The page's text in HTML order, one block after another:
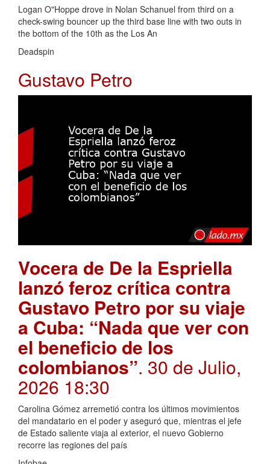
Logan O"Hoppe drove in Nolan Schanuel from third on a
check-swing bouncer up the third base line with two outs in
the bottom of the 10th as the Los An
Deadspin
Gustavo Petro
Vocera de De la Espriella
lanzó feroz crítica contra
Gustavo Petro por su viaje
a Cuba: “Nada que ver con
el beneficio de los
colombianos”. 30 de Julio,
2026 18:30
Carolina Gómez arremetió contra los últimos movimientos
del mandatario en el poder y aseguró que, mientras el jefe
de Estado saliente viaja al exterior, el nuevo Gobierno
recorre las regiones del país